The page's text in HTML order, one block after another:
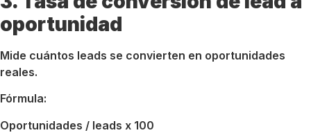
oportunidad
Mide cuántos leads se convierten en oportunidades
reales.
Fórmula:
Oportunidades / leads x 100